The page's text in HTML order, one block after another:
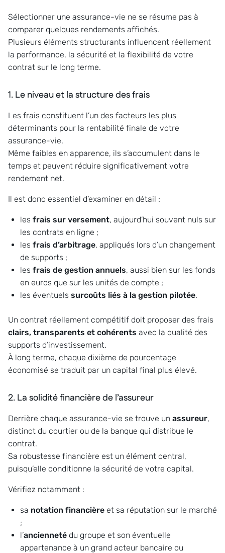
Sélectionner une assurance-vie ne se résume pas à
comparer quelques rendements affichés.
Plusieurs éléments structurants influencent réellement
la performance, la sécurité et la flexibilité de votre
contrat sur le long terme.
1. Le niveau et la structure des frais
Les frais constituent l’un des facteurs les plus
déterminants pour la rentabilité finale de votre
assurance-vie.
Même faibles en apparence, ils s’accumulent dans le
temps et peuvent réduire significativement votre
rendement net.
Il est donc essentiel d’examiner en détail :
les frais sur versement, aujourd’hui souvent nuls sur
les contrats en ligne ;
les frais d’arbitrage, appliqués lors d’un changement
de supports ;
les frais de gestion annuels, aussi bien sur les fonds
en euros que sur les unités de compte ;
les éventuels surcoûts liés à la gestion pilotée.
Un contrat réellement compétitif doit proposer des frais
clairs, transparents et cohérents avec la qualité des
supports d’investissement.
À long terme, chaque dixième de pourcentage
économisé se traduit par un capital final plus élevé.
2. La solidité financière de l’assureur
Derrière chaque assurance-vie se trouve un assureur,
distinct du courtier ou de la banque qui distribue le
contrat.
Sa robustesse financière est un élément central,
puisqu’elle conditionne la sécurité de votre capital.
Vérifiez notamment :
sa notation financière et sa réputation sur le marché
;
l’ancienneté du groupe et son éventuelle
appartenance à un grand acteur bancaire ou